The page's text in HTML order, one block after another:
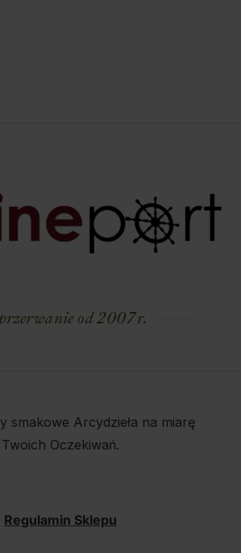
od 2007 r.
smakowe Arcydzieła na miarę
Twoich Oczekiwań.
Regulamin Sklepu